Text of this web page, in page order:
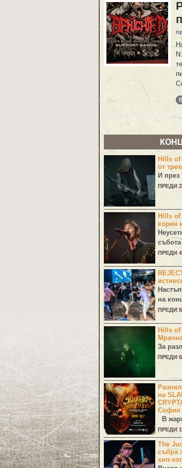
Hills of
от
И през
ПРЕДИ
Hills of
корен
ПРЕДИ
на
ПРЕДИ
Hills of
За
ПРЕДИ
на
София
В
ПРЕДИ
The
събра
хип-